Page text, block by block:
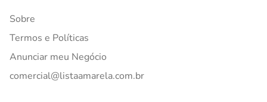
Sobre
Termos e Políticas
Anunciar meu Negócio
comercial@listaamarela.com.br